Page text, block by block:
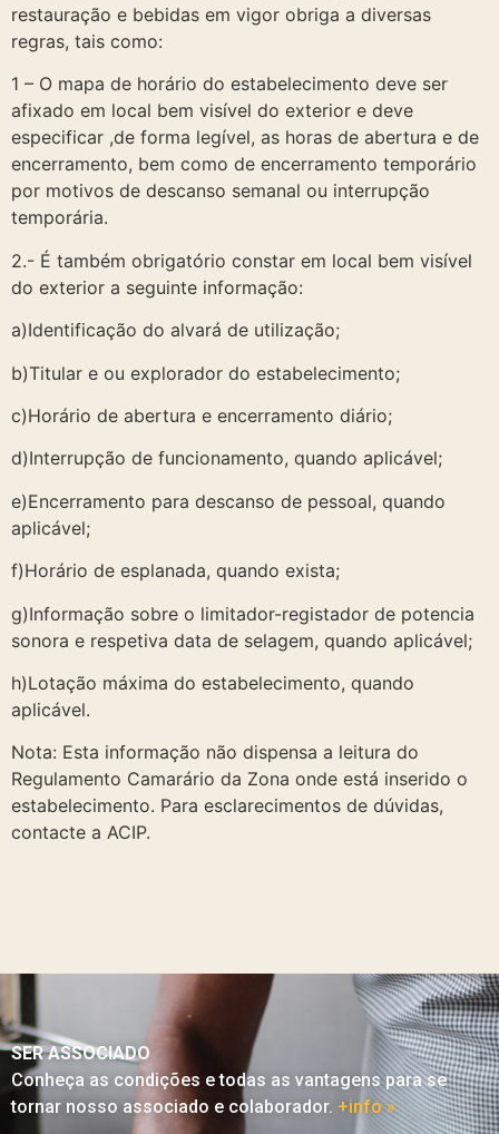
restauração e bebidas em vigor obriga a diversas
regras, tais como:
1 – O mapa de horário do estabelecimento deve ser
afixado em local bem visível do exterior e deve
especificar ,de forma legível, as horas de abertura e de
encerramento, bem como de encerramento temporário
por motivos de descanso semanal ou interrupção
temporária.
2.- É também obrigatório constar em local bem visível
do exterior a seguinte informação:
a)Identificação do alvará de utilização;
b)Titular e ou explorador do estabelecimento;
c)Horário de abertura e encerramento diário;
d)Interrupção de funcionamento, quando aplicável;
e)Encerramento para descanso de pessoal, quando
aplicável;
f)Horário de esplanada, quando exista;
g)Informação sobre o limitador-registador de potencia
sonora e respetiva data de selagem, quando aplicável;
h)Lotação máxima do estabelecimento, quando
aplicável.
Nota: Esta informação não dispensa a leitura do
Regulamento Camarário da Zona onde está inserido o
estabelecimento. Para esclarecimentos de dúvidas,
contacte a ACIP.
SER ASSOCIADO
Conheça as condições e todas as vantagens para se
tornar nosso associado e colaborador. +info »